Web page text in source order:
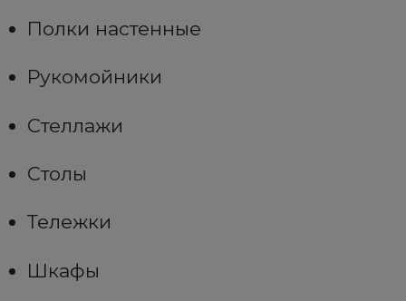
Полки настенные
Рукомойники
Стеллажи
Столы
Тележки
Шкафы